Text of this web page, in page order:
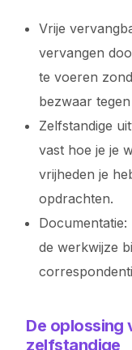
Vrije
vervangen
te voeren
bezwaar
Zelfstandige
vast hoe je je
vrijheden je
opdrachten.
de werkwijze
De oplossing
zelfstandige